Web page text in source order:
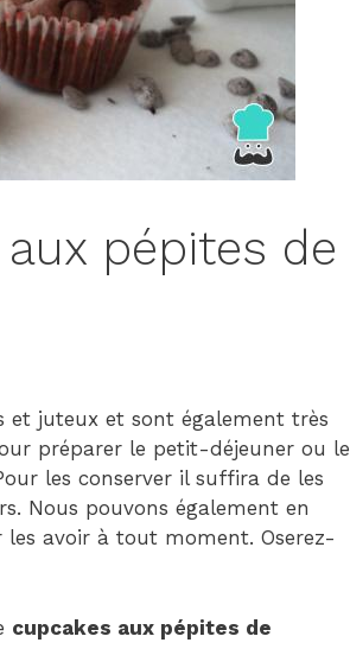
pépites de
et juteux et sont également très
préparer le petit-déjeuner ou le
les conserver il suffira de les
Nous pouvons également en
avoir à tout moment. Oserez-
cupcakes aux pépites de